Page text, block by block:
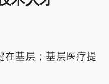
在基层；基层医疗提